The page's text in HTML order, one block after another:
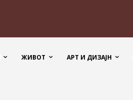
ЖИВОТ АРТ И ДИЗАЈН